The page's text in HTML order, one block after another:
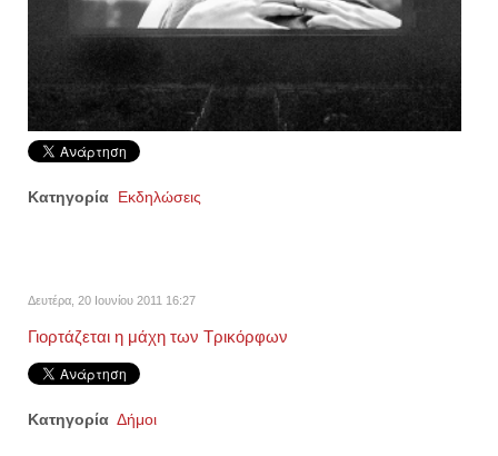
Κατηγορία Εκδηλώσεις
Δευτέρα, 20 Ιουνίου 2011 16:27
Γιορτάζεται η μάχη των Τρικόρφων
Κατηγορία Δήμοι